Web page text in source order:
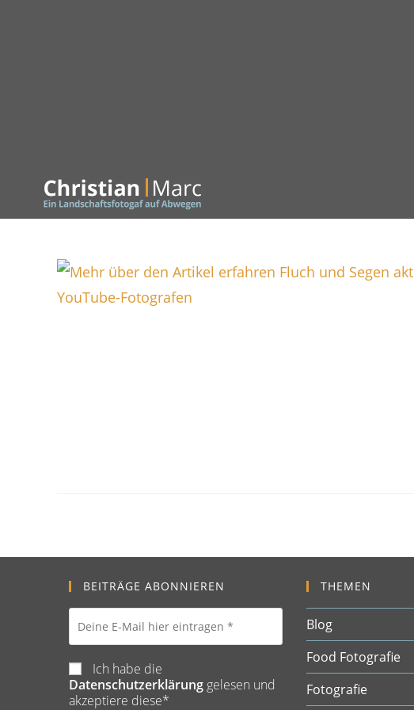
BEITRÄGE ABONNIEREN
Ich habe die
Datenschutzerklärung gelesen und
akzeptiere diese*
THEMEN
Blog
Food Fotografie
Fotografie